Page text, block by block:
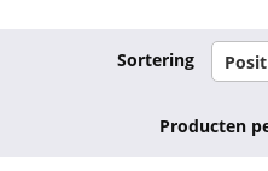
Sortering
Producten